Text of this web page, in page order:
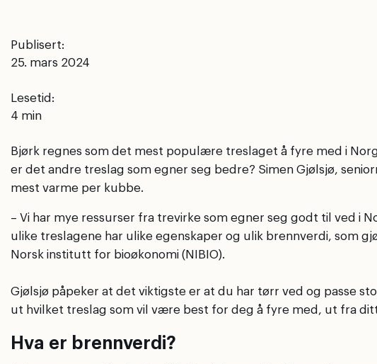
Publisert:
25. mars 2024
Lesetid:
Bjørk regnes som det mest populære treslaget å fyre med i
er det andre treslag som egner seg bedre? Simen Gjølsjø,
mest varme per kubbe.
– Vi har mye ressurser fra trevirke som egner seg godt til ved i
ulike treslagene har ulike egenskaper og ulik brennverdi, som
Norsk institutt for bioøkonomi (NIBIO).
Gjølsjø påpeker at det viktigste er at du har tørr ved og passe
ut hvilket treslag som vil være best for deg å fyre med, ut fra
Hva er brennverdi?